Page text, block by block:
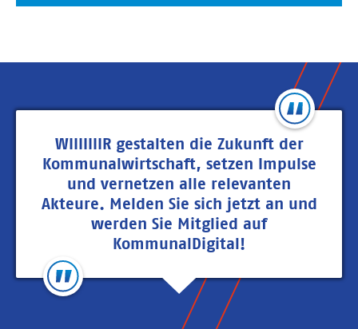
WIIIIIIIR gestalten die Zukunft der
Kommunalwirtschaft, setzen Impulse
und vernetzen alle relevanten
Akteure. Melden Sie sich jetzt an und
werden Sie Mitglied auf
KommunalDigital!